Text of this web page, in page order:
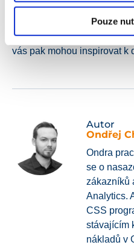
Pouze
úplně přesným
poskytnout vám spíše
rychlý pohled na dění na
vás pak mohou inspirovat k
Autor
Ondřej
Ondra
se o
zákazníků
Analytics.
CSS
stávajícím
nákladů v